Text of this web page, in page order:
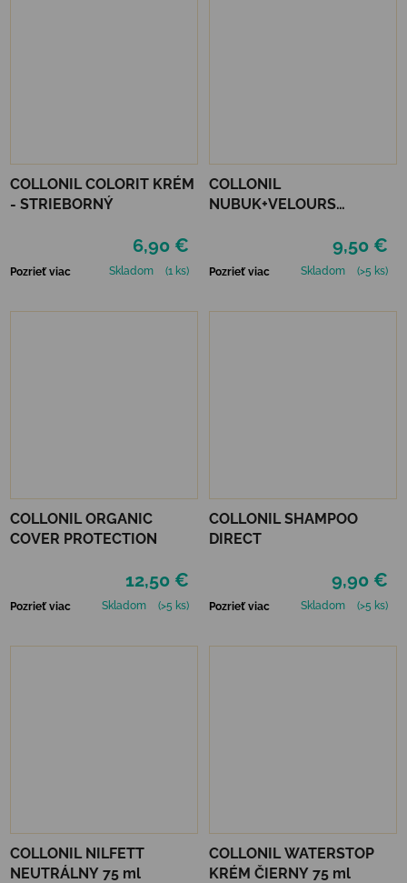
COLLONIL COLORIT KRÉM
- STRIEBORNÝ
6,90 €
Pozrieť viac Skladom (1 ks)
COLLONIL
NUBUK+VELOURS
9,50 €
Pozrieť viac Skladom (>5 ks)
COLLONIL ORGANIC
COVER PROTECTION
12,50 €
Pozrieť viac Skladom (>5 ks)
COLLONIL SHAMPOO
DIRECT
9,90 €
Pozrieť viac Skladom (>5 ks)
COLLONIL NILFETT
NEUTRÁLNY 75 ml
COLLONIL WATERSTOP
KRÉM ČIERNY 75 ml